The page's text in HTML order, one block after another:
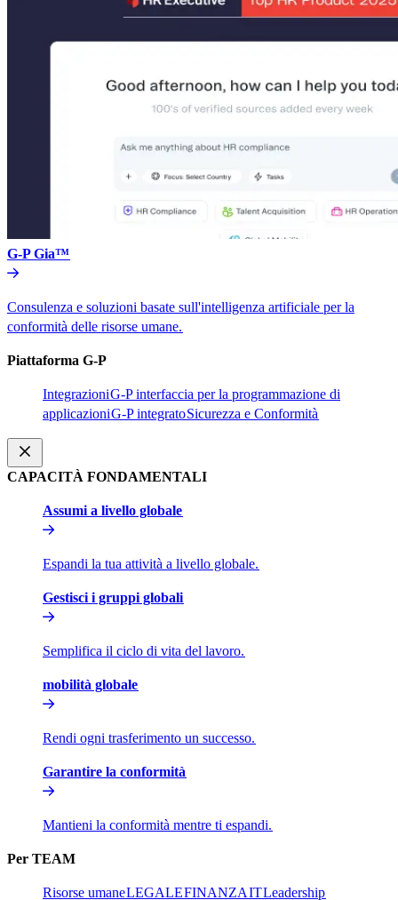
G-P Gia™​​
Consulenza e soluzioni basate sull'intelligenza artificiale per la
conformità delle risorse umane.​​
Piattaforma G-P​​
Integrazioni​​G-P interfaccia per la programmazione di
applicazioni​​G-P integrato​​Sicurezza e Conformità​​
CAPACITÀ FONDAMENTALI​​
Assumi a livello globale​​
Espandi la tua attività a livello globale.​​
Gestisci i gruppi globali​​
Semplifica il ciclo di vita del lavoro.​​
mobilità globale​​
Rendi ogni trasferimento un successo.​​
Garantire la conformità​​
Mantieni la conformità mentre ti espandi.​​
Per TEAM​​
Risorse umane​​LEGALE​​FINANZA​​IT​​Leadership​​